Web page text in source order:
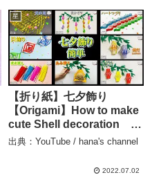
星
【折り紙】七夕飾り
【Origami】How to make
cute Shell decoration 종
이접기 Paper Crafts 折纸
し 星 祭り 提灯 天の
出典：YouTube / hana's channel
2022.07.02